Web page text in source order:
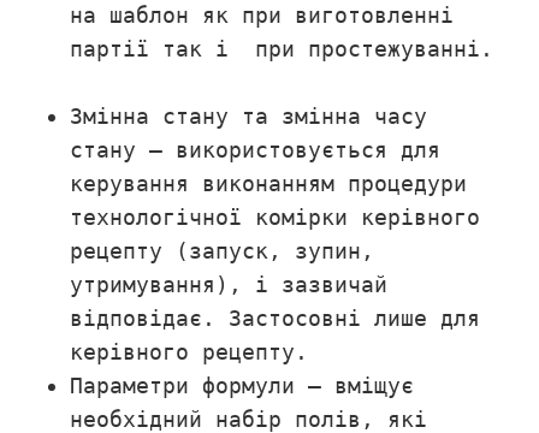
на шаблон як при виготовленні
партії так і при простежуванні.
Змінна стану та змінна часу
стану – використовується для
керування виконанням процедури
технологічної комірки керівного
рецепту (запуск, зупин,
утримування), і зазвичай
відповідає. Застосовні лише для
керівного рецепту.
Параметри формули – вміщує
необхідний набір полів, які